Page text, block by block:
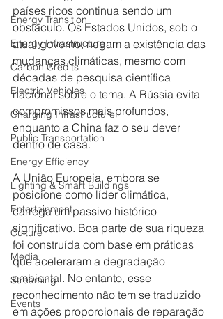
Energy Transition
Energy Infrastructure
Carbon Credits
Electric Vehicles
Charging Infrastructure
Public Transportation
Energy Efficiency
Lighting & Smart Buildings
Entertainment
Culture
Media
Streaming
Events
países ricos continua sendo um
obstáculo. Os Estados Unidos, sob o
atual governo, negam a existência das
mudanças climáticas, mesmo com
décadas de pesquisa científica
nacional sobre o tema. A Rússia evita
compromissos mais profundos,
enquanto a China faz o seu dever
dentro de casa.
A União Europeia, embora se
posicione como líder climática,
carrega um passivo histórico
significativo. Boa parte de sua riqueza
foi construída com base em práticas
que aceleraram a degradação
ambiental. No entanto, esse
reconhecimento não tem se traduzido
em ações proporcionais de reparação